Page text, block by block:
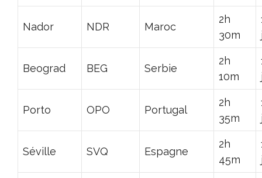
Nador NDR Maroc
2h
30m
Beograd BEG Serbie
2h
10m
Porto OPO Portugal
2h
35m
Séville SVQ Espagne
2h
45m